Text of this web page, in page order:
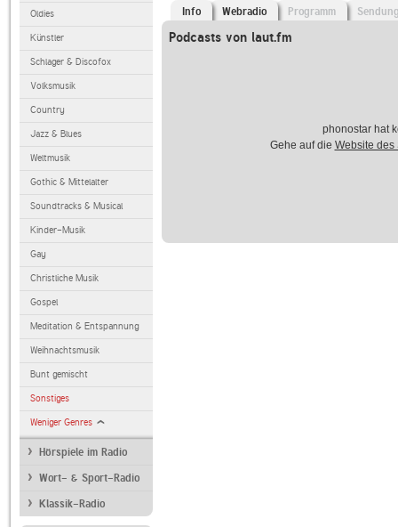
Oldies
Künstler
Schlager & Discofox
Volksmusik
Country
Jazz & Blues
Weltmusik
Gothic & Mittelalter
Soundtracks & Musical
Kinder-Musik
Gay
Christliche Musik
Gospel
Meditation & Entspannung
Weihnachtsmusik
Bunt gemischt
Sonstiges
Weniger Genres
Hörspiele im Radio
Wort- & Sport-Radio
Klassik-Radio
Info Webradio Programm
Podcasts von laut.fm
phonostar hat
Gehe auf die Website des